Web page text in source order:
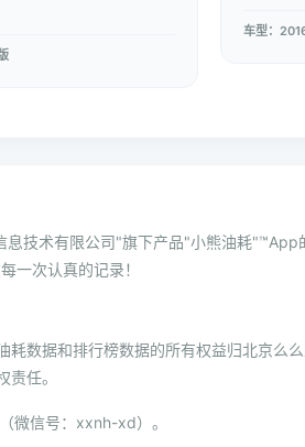
车型：
息技术有限公司"旗下产品"小熊油耗
一次认真的记录！
耗数据和排行榜数据的所有权益归北京么
任。
微信号：xxnh-xd）。